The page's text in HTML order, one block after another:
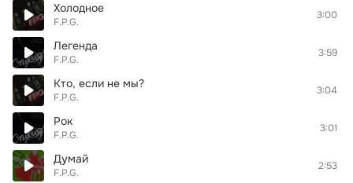
Холодное
F.P.G.
3:00
Легенда
F.P.G.
3:59
Кто, если не мы?
F.P.G.
3:04
Рок
F.P.G.
3:01
Думай
F.P.G.
2:53